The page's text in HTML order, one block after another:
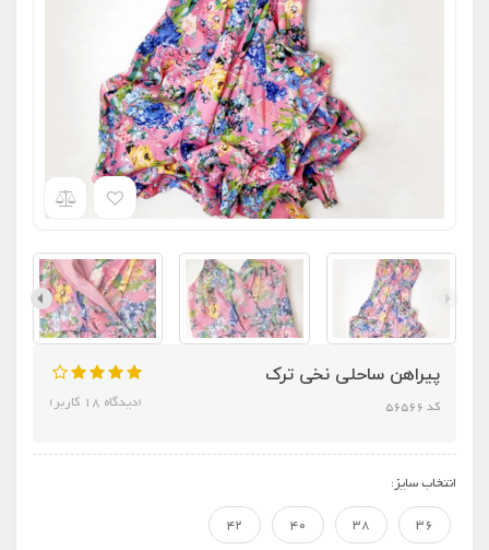
پیراهن ساحلی نخی ترک
کد 56566 (دیدگاه 18 کاربر)
انتخاب سایز:
36
38
40
42